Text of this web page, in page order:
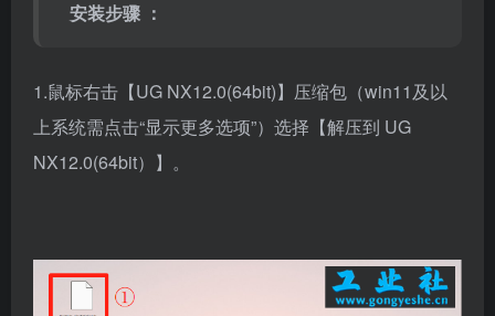
安装步骤 ：
1.鼠标右击【UG NX12.0(64bit)】压缩包（win11及以
上系统需点击“显示更多选项”）选择【解压到 UG
NX12.0(64bit）】。